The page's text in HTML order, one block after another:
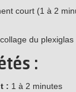
court (1 à 2
du plexiglas
:
: 1 à 2 minutes